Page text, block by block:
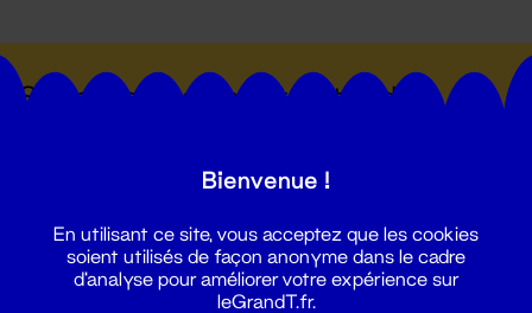
Suivez toutes les actualités du
Bienvenue !
En utilisant ce site, vous acceptez que les cookies
soient utilisés de façon anonyme dans le cadre
d'analyse pour améliorer votre expérience sur
leGrandT.fr.